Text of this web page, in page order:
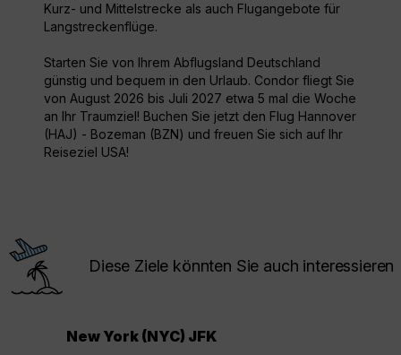
Kurz- und Mittelstrecke als auch Flugangebote für
Langstreckenflüge.
Starten Sie von Ihrem Abflugsland Deutschland
günstig und bequem in den Urlaub. Condor fliegt Sie
von August 2026 bis Juli 2027 etwa 5 mal die Woche
an Ihr Traumziel! Buchen Sie jetzt den Flug Hannover
(HAJ) - Bozeman (BZN) und freuen Sie sich auf Ihr
Reiseziel USA!
Diese Ziele könnten Sie auch interessieren
New York (NYC) JFK